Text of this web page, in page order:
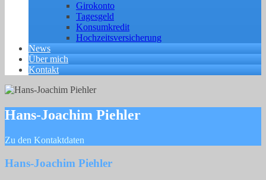
Girokonto
Tagesgeld
Konsumkredit
Hochzeitsversicherung
News
Über mich
Kontakt
Hans-Joachim Piehler
Zu den Kontaktdaten
Hans-Joachim Piehler